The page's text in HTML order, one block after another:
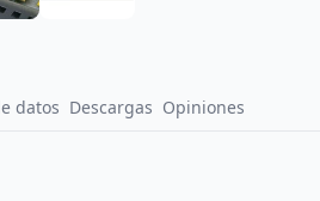
datos Descargas Opiniones